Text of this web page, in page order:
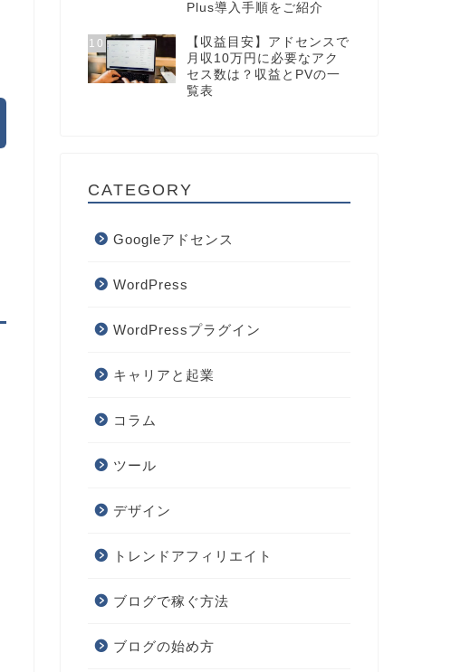
Plus導入手順をご紹介
10
【収益目安】アドセンスで
月収10万円に必要なアク
セス数は？収益とPVの一
覧表
CATEGORY
Googleアドセンス
WordPress
WordPressプラグイン
キャリアと起業
コラム
ツール
デザイン
トレンドアフィリエイト
ブログで稼ぐ方法
ブログの始め方